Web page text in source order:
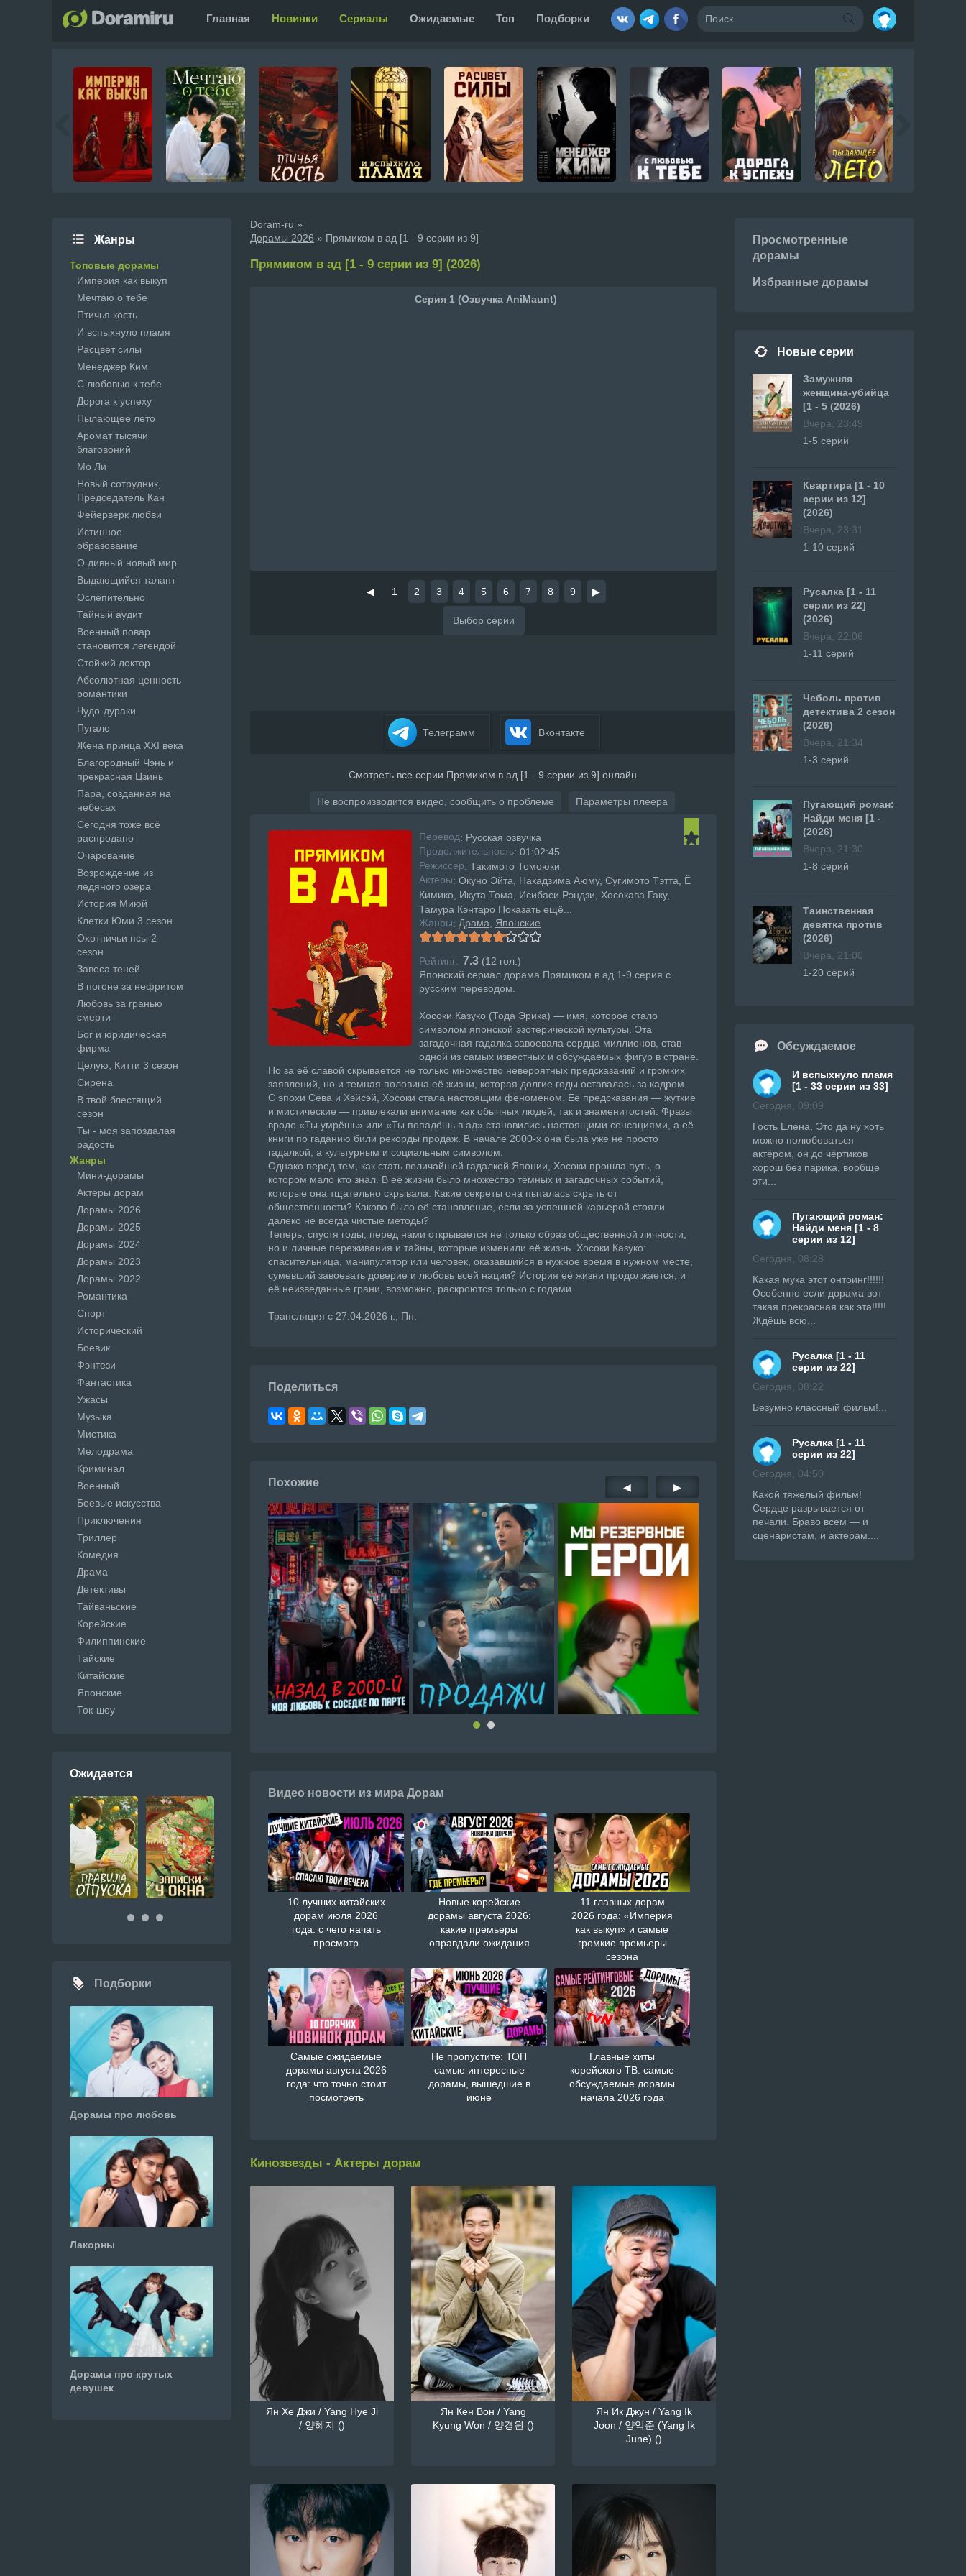
Главная Новинки Сериалы Ожидаемые Топ Подборки
Doram-ru »
Дорамы 2026 » Прямиком в ад [1 - 9 серии из 9]
Прямиком в ад [1 - 9 серии из 9] (2026)
Серия 1 (Озвучка AniMaunt)
◀ 1 2 3 4 5 6 7 8 9 ▶
Телеграмм Вконтакте
Смотреть все серии Прямиком в ад [1 - 9 серии из 9] онлайн
Не воспроизводится видео, сообщить о проблеме Параметры плеера
Перевод: Русская озвучка
Продолжительность: 01:02:45
Режисcер: Такимото Томоюки
Актёры: Окуно Эйта, Накадзима Аюму, Сугимото Тэтта, Ё
Кимико, Икута Тома, Исибаси Рэндзи, Хосокава Гаку,
Тамура Кэнтаро Показать ещё...
Жанры: Драма Японские
Рейтинг: 7.3 (12 гол.)
Японский сериал дорама Прямиком в ад 1-9 серия с
русским переводом.
Хосоки Казуко (Тода Эрика) — имя, которое стало
символом японской эзотерической культуры. Эта
загадочная гадалка завоевала сердца миллионов, став
одной из самых известных и обсуждаемых фигур в стране.
Но за её славой скрывается не только множество невероятных предсказаний и громких
заявлений, но и темная половина её жизни, которая долгие годы оставалась за кадром.
С эпохи Сёва и Хэйсэй, Хосоки стала настоящим феноменом. Её предсказания — жуткие
и мистические — привлекали внимание как обычных людей, так и знаменитостей. Фразы
вроде «Ты умрёшь» или «Ты попадёшь в ад» становились настоящими сенсациями, а её
книги по гаданию били рекорды продаж. В начале 2000-х она была уже не просто
гадалкой, а культурным и социальным символом.
Однако перед тем, как стать величайшей гадалкой Японии, Хосоки прошла путь, о
котором мало кто знал. В её жизни было множество тёмных и загадочных событий,
которые она тщательно скрывала. Какие секреты она пыталась скрыть от
общественности? Каково было её становление, если за успешной карьерой стояли
далеко не всегда чистые методы?
Теперь, спустя годы, перед нами открывается не только образ общественной личности,
но и личные переживания и тайны, которые изменили её жизнь. Хосоки Казуко:
спасительница, манипулятор или человек, оказавшийся в нужное время в нужном месте,
сумевший завоевать доверие и любовь всей нации? История её жизни продолжается, и
её неизведанные грани, возможно, раскроются только с годами.
Трансляция с 27.04.2026 г., Пн.
Поделиться
Похожие ◀ ▶
Видео новости из мира Дорам
10 лучших китайских
дорам июля 2026
года: с чего начать
просмотр
Новые корейские
дорамы августа 2026:
какие премьеры
оправдали ожидания
11 главных дорам
2026 года: «Империя
как выкуп» и самые
громкие премьеры
сезона
Самые ожидаемые
дорамы августа 2026
года: что точно стоит
посмотреть
Не пропустите: ТОП
самые интересные
дорамы, вышедшие в
июне
Главные хиты
корейского ТВ: самые
обсуждаемые дорамы
начала 2026 года
Кинозвезды - Актеры дорам
Ян Хе Джи / Yang Hye Ji
/ 양혜지 ()
Ян Кён Вон / Yang
Kyung Won / 양경원 ()
Ян Ик Джун / Yang Ik
Joon / 양익준 (Yang Ik
June) ()
Жанры
Топовые дорамы
Империя как выкуп
Мечтаю о тебе
Птичья кость
И вспыхнуло пламя
Расцвет силы
Менеджер Ким
С любовью к тебе
Дорога к успеху
Пылающее лето
Аромат тысячи
благовоний
Мо Ли
Новый сотрудник,
Председатель Кан
Фейерверк любви
Истинное
образование
О дивный новый мир
Выдающийся талант
Ослепительно
Тайный аудит
Военный повар
становится легендой
Стойкий доктор
Абсолютная ценность
романтики
Чудо-дураки
Пугало
Жена принца XXI века
Благородный Чэнь и
прекрасная Цзинь
Пара, созданная на
небесах
Сегодня тоже всё
распродано
Очарование
Возрождение из
ледяного озера
История Миюй
Клетки Юми 3 сезон
Охотничьи псы 2
сезон
Завеса теней
В погоне за нефритом
Любовь за гранью
смерти
Бог и юридическая
фирма
Целую, Китти 3 сезон
Сирена
В твой блестящий
сезон
Ты - моя запоздалая
радость
Жанры
Мини-дорамы
Актеры дорам
Дорамы 2026
Дорамы 2025
Дорамы 2024
Дорамы 2023
Дорамы 2022
Романтика
Спорт
Исторический
Боевик
Фэнтези
Фантастика
Ужасы
Музыка
Мистика
Мелодрама
Криминал
Военный
Боевые искусства
Приключения
Триллер
Комедия
Драма
Детективы
Тайваньские
Корейские
Филиппинские
Тайские
Китайские
Японские
Ток-шоу
Ожидается
Подборки
Дорамы про любовь
Лакорны
Дорамы про крутых
девушек
Просмотренные
дорамы
Избранные дорамы
Новые серии
Замужняя
женщина-убийца
[1 - 5 (2026)
Вчера, 23:49
1-5 серий
Квартира [1 - 10
серии из 12]
(2026)
Вчера, 23:31
1-10 серий
Русалка [1 - 11
серии из 22]
(2026)
Вчера, 22:06
1-11 серий
Чеболь против
детектива 2 сезон
(2026)
Вчера, 21:34
1-3 серий
Пугающий роман:
Найди меня [1 -
(2026)
Вчера, 21:30
1-8 серий
Таинственная
девятка против
(2026)
Вчера, 21:00
1-20 серий
Обсуждаемое
И вспыхнуло пламя
[1 - 33 серии из 33]
Сегодня, 09:09
Гость Елена, Это да ну хоть
можно полюбоваться
актёром, он до чёртиков
хорош без парика, вообще
эти...
Пугающий роман:
Найди меня [1 - 8
серии из 12]
Сегодня, 08:28
Какая мука этот онтоинг!!!!!!
Особенно если дорама вот
такая прекрасная как эта!!!!!
Ждёшь всю...
Русалка [1 - 11
серии из 22]
Сегодня, 08:22
Безумно классный фильм!...
Русалка [1 - 11
серии из 22]
Сегодня, 04:50
Какой тяжелый фильм!
Сердце разрывается от
печали. Браво всем — и
сценаристам, и актерам....